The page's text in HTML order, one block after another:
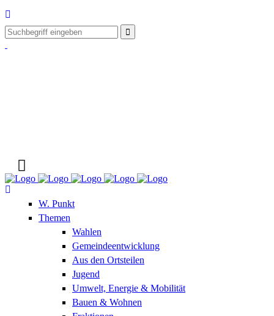
W. Punkt
Themen
Wahlen
Gemeindeentwicklung
Aus den Ortsteilen
Jugend
Umwelt, Energie & Mobilität
Bauen & Wohnen